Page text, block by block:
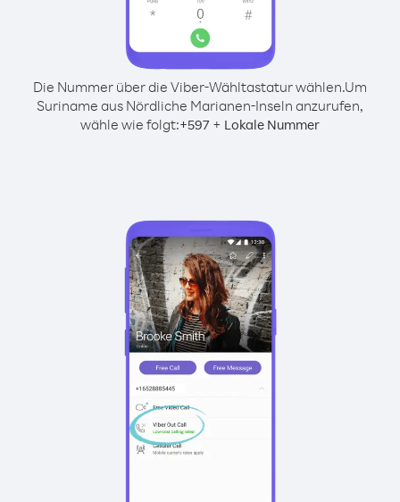
Die Nummer über die Viber-Wähltastatur wählen.Um
Suriname aus Nördliche Marianen-Inseln anzurufen,
wähle wie folgt:+597 + Lokale Nummer